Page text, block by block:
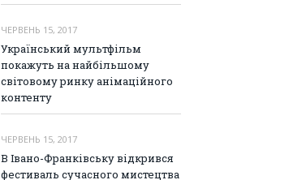
ЧЕРВЕНЬ 15, 2017
Український мультфільм
покажуть на найбільшому
світовому ринку анімаційного
контенту
ЧЕРВЕНЬ 15, 2017
В Івано-Франківську відкрився
фестиваль сучасного мистецтва